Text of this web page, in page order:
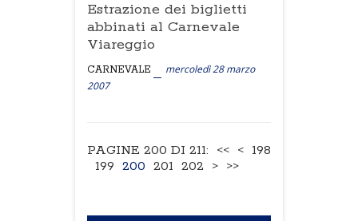
Estrazione dei biglietti
abbinati al Carnevale
Viareggio
CARNEVALE
mercoledì 28 marzo
2007
PAGINE 200 DI 211: << < 198
199 200 201 202 > >>